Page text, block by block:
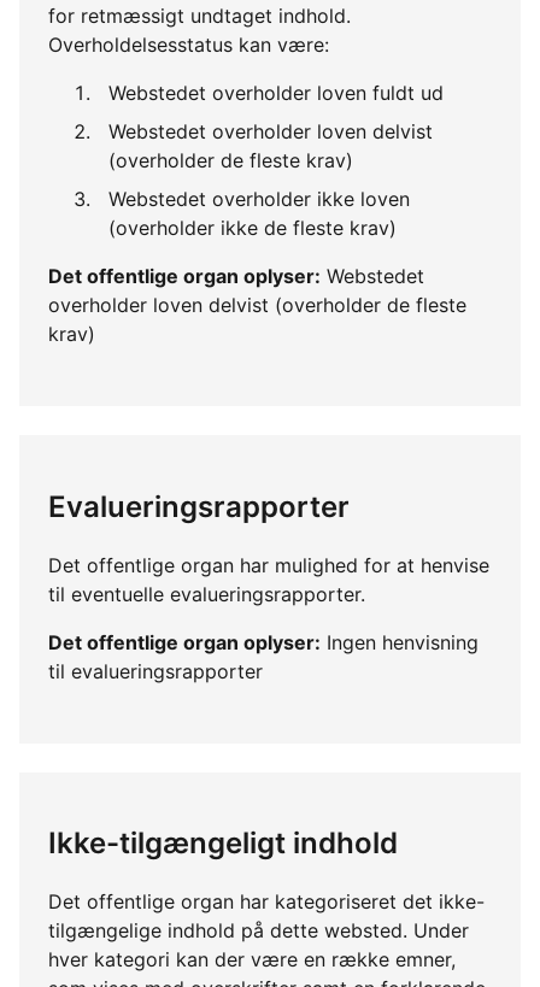
for retmæssigt undtaget indhold.
Overholdelsesstatus kan være:
Webstedet overholder loven fuldt ud
Webstedet overholder loven delvist
(overholder de fleste krav)
Webstedet overholder ikke loven
(overholder ikke de fleste krav)
Det offentlige organ oplyser: Webstedet
overholder loven delvist (overholder de fleste
krav)
Evalueringsrapporter
Det offentlige organ har mulighed for at henvise
til eventuelle evalueringsrapporter.
Det offentlige organ oplyser: Ingen henvisning
til evalueringsrapporter
Ikke-tilgængeligt indhold
Det offentlige organ har kategoriseret det ikke-
tilgængelige indhold på dette websted. Under
hver kategori kan der være en række emner,